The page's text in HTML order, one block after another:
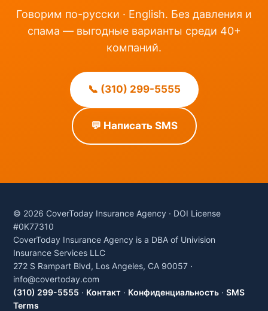
Говорим по-русски · English. Без давления и
спама — выгодные варианты среди 40+
компаний.
📞 (310) 299-5555
💬 Написать SMS
© 2026 CoverToday Insurance Agency · DOI License
#0K77310
CoverToday Insurance Agency is a DBA of Univision
Insurance Services LLC
272 S Rampart Blvd, Los Angeles, CA 90057 ·
info@covertoday.com
(310) 299-5555 · Контакт · Конфиденциальность · SMS
Terms